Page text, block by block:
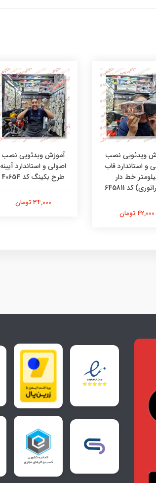
ویدئویی نصب
و استاندارد قاب
خط دار
کد 645811
42,000 تومان
آموزش ویدئویی نصب
اصولی و استاندارد آیینه
طرح بکینگ کد 40654
34,000 تومان